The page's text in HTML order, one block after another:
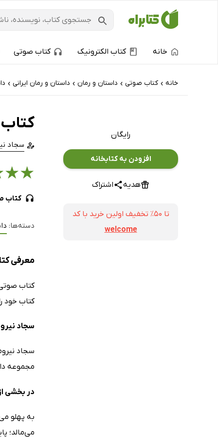
خانه کتاب الکترونیک کتاب صوتی
خانه › کتاب‌ صوتی › داستان و رمان › داستان و رمان ایرانی ›
رایگان
افزودن به کتابخانه
هدیه اشتراک
تا ۵۰٪ تخفیف اولین خرید با کد
welcome
سجاد
★
★
کتاب
دسته‌ها:
معرفی
کتاب
کتاب خود
سجاد
سجاد
مجموعه داستان اتاق شماره 88 و رمان چند
در بخشی
به پهلو
می‌مالد؛